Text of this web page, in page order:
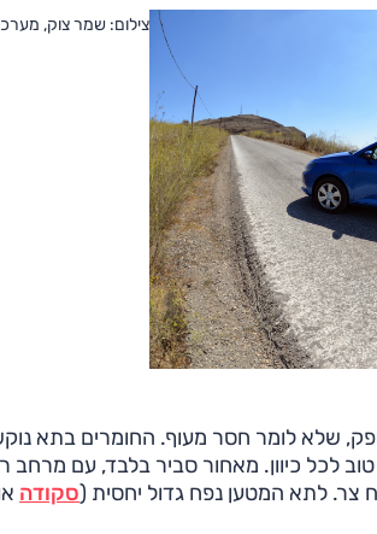
צילום: שמר צוק,
שלא לומר חסר מעוף. החומרים בתא
לכל כיוון. מאחור סביר בלבד, עם מרחב
לתא המטען נפח גדול יחסית (סקודה